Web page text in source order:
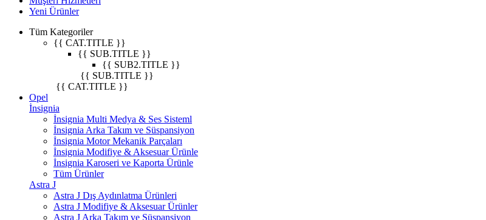
Yeni Ürünler
Tüm Kategoriler
{{ CAT.TITLE }}
{{ SUB.TITLE }}
{{ SUB2.TITLE }}
{{ SUB.TITLE }}
{{ CAT.TITLE }}
Opel
İnsignia
İnsignia Multi Medya & Ses Sisteml
İnsignia Arka Takım ve Süspansiyon
İnsignia Motor Mekanik Parçaları
İnsignia Modifiye & Aksesuar Ürünle
İnsignia Karoseri ve Kaporta Ürünle
Tüm Ürünler
Astra J
Astra J Dış Aydınlatma Ürünleri
Astra J Modifiye & Aksesuar Ürünler
Astra J Arka Takım ve Süspansiyon